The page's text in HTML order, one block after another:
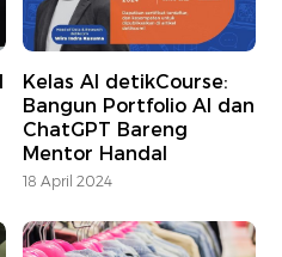
Kelas AI detikCourse:
Bangun Portfolio AI dan
ChatGPT Bareng
Mentor Handal
18 April 2024